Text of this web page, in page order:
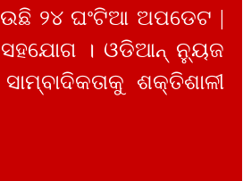
୨୪ ଘଂଟିଆ ଅପଡେଟ |
। ଓଡିଆନ୍ ନ୍ୟୁଜ
ଶକ୍ତିଶାଳୀ